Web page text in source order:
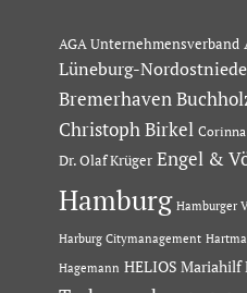
AGA Unternehmensverband
Lüneburg-
Bremerhaven
Christoph Birkel
Dr. Olaf Krüger Engel &
Hamburg Hamburger
Harburg Citymanagement
Hagemann HELIOS